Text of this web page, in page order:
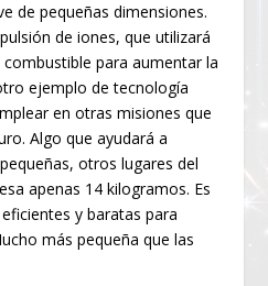
de pequeñas dimensiones.
de iones, que utilizará
para aumentar la
ejemplo de tecnología
en otras misiones que
Algo que ayudará a
otros lugares del
apenas 14 kilogramos. Es
y baratas para
más pequeña que las